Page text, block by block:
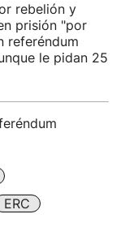
rebelión y
prisión "por
referéndum
le pidan 25
ERC